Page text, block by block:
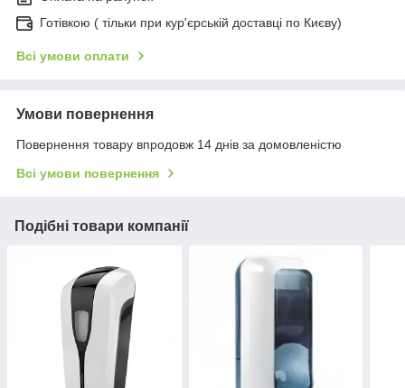
Готівкою ( тільки при кур'єрській доставці по Києву)
Всі умови оплати
Умови повернення
Повернення товару впродовж 14 днів за домовленістю
Всі умови повернення
Подібні товари компанії